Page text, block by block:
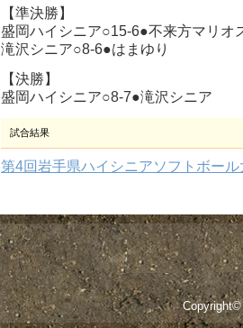
【準決勝】
盛岡ハイシニア○15-6●不来方マリオ
滝沢シニア○8-6●はまゆり
【決勝】
盛岡ハイシニア○8-7●滝沢シニア
試合結果
第4回岩手県ハイシニアソフトボー